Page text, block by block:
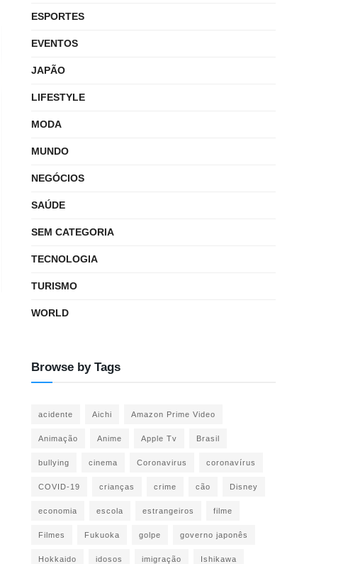
ESPORTES
EVENTOS
JAPÃO
LIFESTYLE
MODA
MUNDO
NEGÓCIOS
SAÚDE
SEM CATEGORIA
TECNOLOGIA
TURISMO
WORLD
Browse by Tags
acidente Aichi Amazon Prime Video
Animação Anime Apple Tv Brasil
bullying cinema Coronavirus coronavírus
COVID-19 crianças crime cão Disney
economia escola estrangeiros filme
Filmes Fukuoka golpe governo japonês
Hokkaido idosos imigração Ishikawa